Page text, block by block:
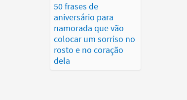
50 frases de
aniversário para
namorada que vão
colocar um sorriso no
rosto e no coração
dela